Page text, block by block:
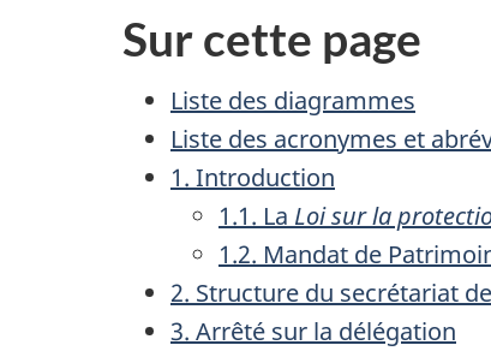
Sur cette page
Liste des diagrammes
Liste des acronymes et
1. Introduction
1.1. La Loi sur la
1.2. Mandat de
2. Structure du secrétariat
3. Arrêté sur la délégation